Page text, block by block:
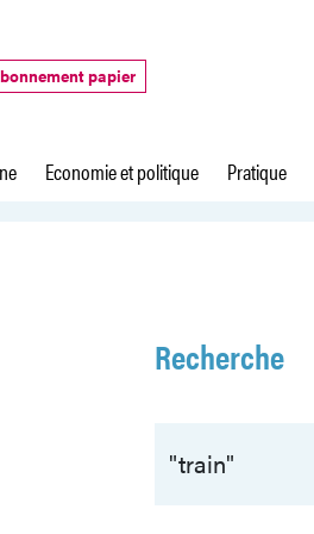
papier
Economie et politique Pratique
Recherche